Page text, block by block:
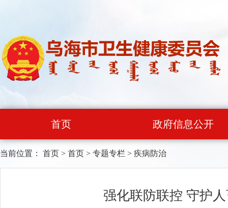
首页 政府信息公开
当前位置： 首页 > 首页 > 专题专栏 > 疾病防治
强化联防联控 守护